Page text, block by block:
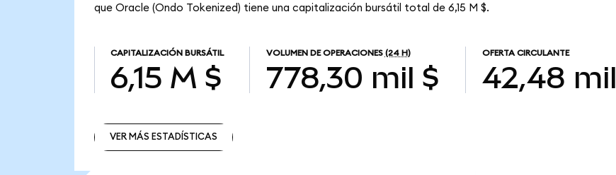
que Oracle (Ondo Tokenized) tiene una capitalización bursátil total de 6,15 M $.
CAPITALIZACIÓN BURSÁTIL
6,15 M $
VOLUMEN DE OPERACIONES (24 H)
778,30 mil $
OFERTA CIRCULANTE
42,48 mil
VER MÁS ESTADÍSTICAS